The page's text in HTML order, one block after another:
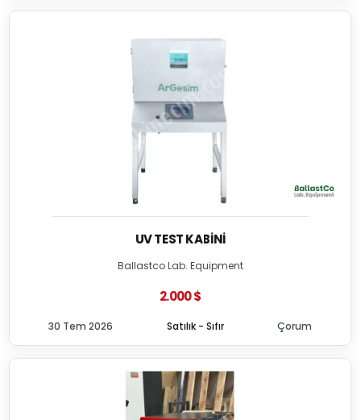
UV TEST KABINI
Ballastco Lab. Equipment
2.000 $
Satılık - Sıfır
30 Tem 2026 Çorum